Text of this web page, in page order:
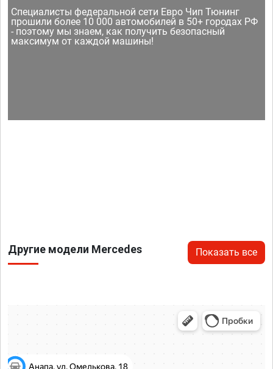
Специалисты федеральной сети Евро Чип Тюнинг
прошили более 10 000 автомобилей в 50+ городах РФ
- поэтому мы знаем, как получить безопасный
максимум от каждой машины!
Другие модели Mercedes Показать все